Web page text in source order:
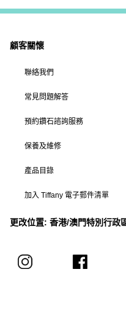
顧客關懷
聯絡我們
常見問題解答
預約鑽石諮詢服務
保養及維修
產品目錄
加入 Tiffany 電子郵件清單
更改位置: 香港/澳門特別行政